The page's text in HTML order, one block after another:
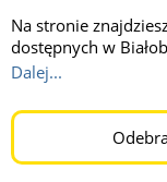
Na stronie
dostępnych w
kwoty oraz okresy
do 1 000 000 zł,
idealne miejsce dla
finansowania.
i wypełnij wniosek
Dalej...